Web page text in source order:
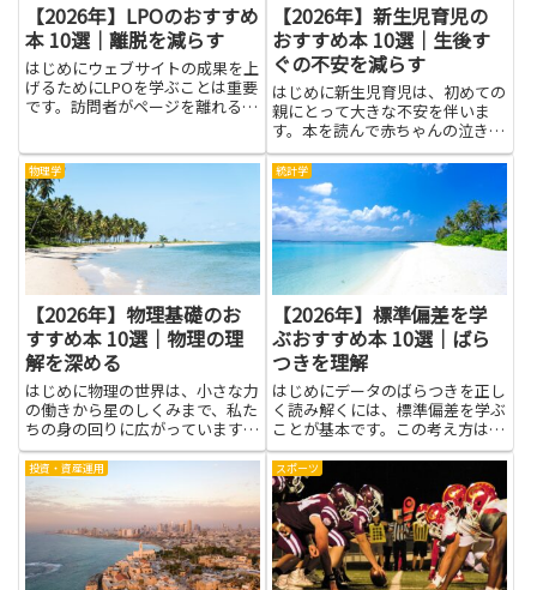
【2026年】LPOのおすすめ
本 10選｜離脱を減らす
はじめにウェブサイトの成果を上
げるためにLPOを学ぶことは重要
です。訪問者がページを離れる原
れます。本記事で紹介する書籍
は、離脱を減らす実践的な知識や
改善手順を身につけたい人向け
で...
【2026年】新生児育児の
おすすめ本 10選｜生後す
ぐの不安を減らす
はじめに新生児育児は、初めての
親にとって大きな不安を伴いま
す。本を読んで赤ちゃんの泣き方
の意味や睡眠のリズムを知ると、
日々の疑問が整理され、心にゆと
りが生まれます。難しくない言葉
で書かれた本は、具体的な場面ご
とに実践できるコツを教えてくれ
ま...
物理学
【2026年】物理基礎のお
すすめ本 10選｜物理の理
解を深める
はじめに物理の世界は、小さな力
の働きから星のしくみまで、私た
ちの身の回りに広がっています。
難しく感じることもありますが、
基礎を丁寧に学ぶと、日常の現象
例えば、自転車で走るときの力の
かかり方や、家での温度の変
統計学
【2026年】標準偏差を学
ぶおすすめ本 10選｜ばら
つきを理解
はじめにデータのばらつきを正し
く読み解くには、標準偏差を学ぶ
ことが基本です。この考え方は、
数字の背後にある変動の理由を探
る力を育て、統計の基礎を固めま
す。日常のデータや仕事の分析、
学業の課題など、さまざまな場面
で役立つ知識です。標準偏差を
学...
投資・資産運用 スポーツ